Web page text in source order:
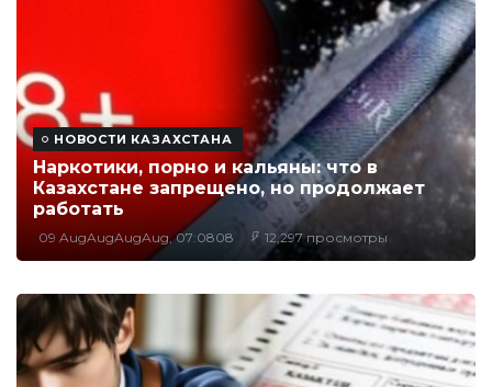
НОВОСТИ КАЗАХСТАНА
Наркотики, порно и кальяны: что в
Казахстане запрещено, но продолжает
работать
09 AugAugAugAug, 07:0808 12,297 просмотры